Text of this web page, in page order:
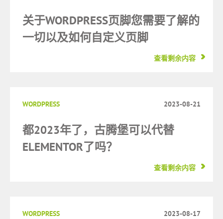
关于WORDPRESS页脚您需要了解的
一切以及如何自定义页脚
查看剩余内容
WORDPRESS 2023-08-21
都2023年了，古腾堡可以代替
ELEMENTOR了吗？
查看剩余内容
WORDPRESS 2023-08-17